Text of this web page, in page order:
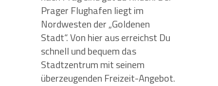
Prager Flughafen liegt im
Nordwesten der „Goldenen
Stadt“. Von hier aus erreichst Du
schnell und bequem das
Stadtzentrum mit seinem
überzeugenden Freizeit-Angebot.